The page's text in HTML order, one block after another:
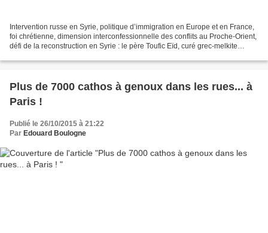
Intervention russe en Syrie, politique d’immigration en Europe et en France,
foi chrétienne, dimension interconfessionnelle des conflits au Proche-Orient,
défi de la reconstruction en Syrie : le père Toufic Eïd, curé grec-melkite
Plus de 7000 cathos à genoux dans les rues... à
Paris !
Publié le 26/10/2015 à 21:22
Par Edouard Boulogne